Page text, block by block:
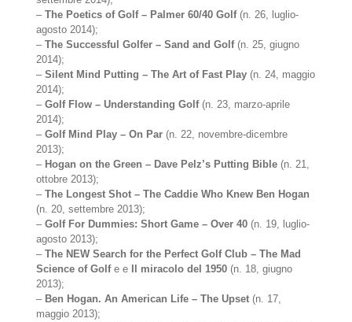
–The Poetics of Golf – Palmer 60/40 Golf(n. 26, luglio-
agosto 2014);
–The Successful Golfer – Sand and Golf(n. 25, giugno
2014);
–Silent Mind Putting – The Art of Fast Play (n. 24, maggio
2014);
–Golf Flow – Understanding Golf(n. 23, marzo-aprile
2014);
–Golf Mind Play – On Par (n. 22, novembre-dicembre
2013);
– Hogan on the Green – Dave Pelz’s Putting Bible (n. 21,
ottobre 2013);
–The Longest Shot – The Caddie Who Knew Ben Hogan
(n. 20, settembre 2013);
–Golf For Dummies: Short Game – Over 40 (n. 19, luglio-
agosto 2013);
–The NEW Search for the Perfect Golf Club – The Mad
Science of Golfe e Il miracolo del 1950 (n. 18, giugno
2013);
– Ben Hogan. An American Life – The Upset (n. 17,
maggio 2013);